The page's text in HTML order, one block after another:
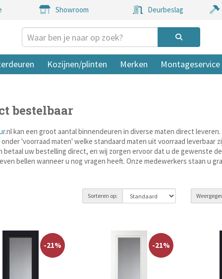
Showroom Deurbeslag
Kozijnen/plinten Merken Montageservice
bestelbaar
.nl kan een groot aantal binnendeuren in diverse maten direct
'voorraad maten' welke standaard maten uit voorraad leverbaar
betaal uw bestelling direct, en wij zorgen ervoor dat u de gewenste
bellen wanneer u nog vragen heeft. Onze medewerkers staan u
Sorteren op:
-21% -21%